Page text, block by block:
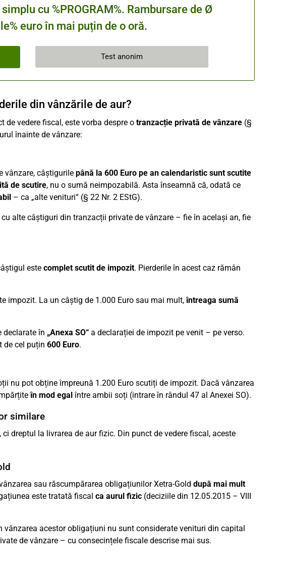
cu %PROGRAM%. Rambursare de Ø
euro în mai puțin de o oră.
Test anonim
din vânzările de aur?
de vedere fiscal, este vorba despre o tranzacție privată de vânzare (§
înainte de vânzare:
vânzare, câștigurile până la 600 Euro pe an calendaristic sunt scutite
de scutire, nu o sumă neimpozabilă. Asta înseamnă că, odată ce
– ca „alte venituri“ (§ 22 Nr. 2 EStG).
cu alte câștiguri din tranzacții private de vânzare – fie în același an, fie
este complet scutit de impozit. Pierderile în acest caz rămân
impozit. La un câștig de 1.000 Euro sau mai mult,întreaga sumă
declarate în „Anexa SO“ a declarației de impozit pe venit – pe verso.
de cel puțin 600 Euro.
nu pot obține împreună 1.200 Euro scutiți de impozit. Dacă vânzarea
în mod egalîntre ambii soți (intrare în rândul 47 al Anexei SO).
similare
dreptul la livrarea de aur fizic. Din punct de vedere fiscal, aceste
sau răscumpărarea obligațiunilor Xetra-Gold după mai mult
este tratată fiscal ca aurul fizic (deciziile din 12.05.2015 – VIII
acestor obligațiuni nu sunt considerate venituri din capital
de vânzare – cu consecințele fiscale descrise mai sus.